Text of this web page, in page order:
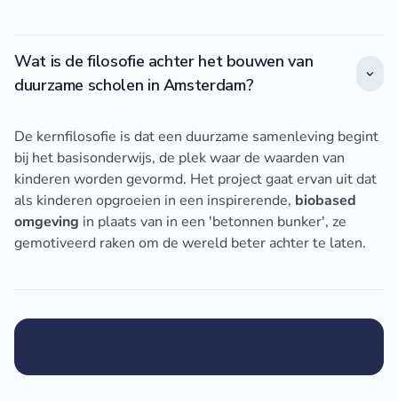
Wat is de filosofie achter het bouwen van
duurzame scholen in Amsterdam?
De kernfilosofie is dat een duurzame samenleving begint
bij het basisonderwijs, de plek waar de waarden van
kinderen worden gevormd. Het project gaat ervan uit dat
als kinderen opgroeien in een inspirerende, biobased
omgeving in plaats van in een 'betonnen bunker', ze
gemotiveerd raken om de wereld beter achter te laten.